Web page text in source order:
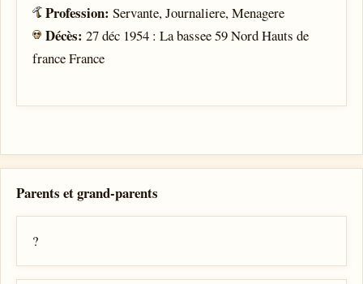
Profession:Servante, Journaliere, Menagere
Décès:27 déc 1954 : La bassee 59 Nord Hauts de
france France
Parents et grand-parents
?